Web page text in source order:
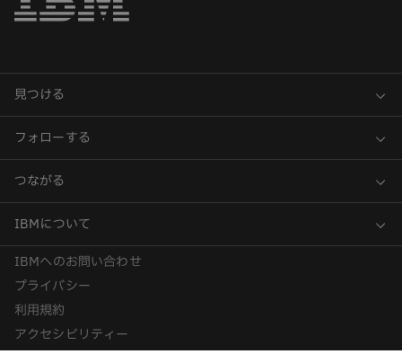
IBMへのお問い合わせ
プライバシー
利用規約
アクセシビリティー